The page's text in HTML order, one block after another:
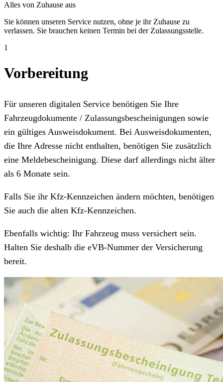
Alles von Zuhause aus
Sie können unseren Service nutzen, ohne je ihr Zuhause zu
verlassen. Sie brauchen keinen Termin bei der Zulassungsstelle.
1
Vorbereitung
Für unseren digitalen Service benötigen Sie Ihre
Fahrzeugdokumente / Zulassungsbescheinigungen sowie
ein gültiges Ausweisdokument. Bei Ausweisdokumenten,
die Ihre Adresse nicht enthalten, benötigen Sie zusätzlich
eine Meldebescheinigung. Diese darf allerdings nicht älter
als 6 Monate sein.
Falls Sie ihr Kfz-Kennzeichen ändern möchten, benötigen
Sie auch die alten Kfz-Kennzeichen.
Ebenfalls wichtig: Ihr Fahrzeug muss versichert sein.
Halten Sie deshalb die eVB-Nummer der Versicherung
bereit.